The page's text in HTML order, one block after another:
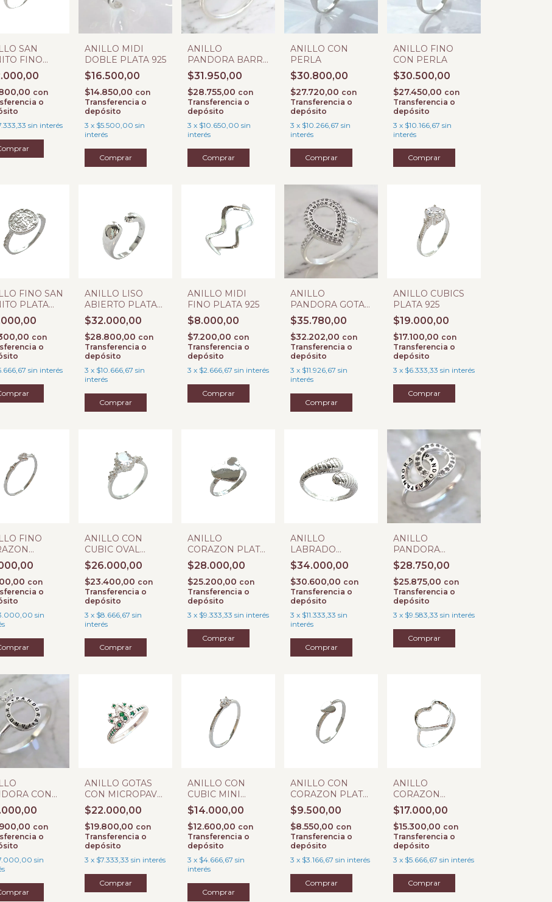
SAN
FINO
925
con
o
sin interés
ANILLO MIDI
DOBLE PLATA 925
$16.500,00
$14.850,00 con
Transferencia o
depósito
3 x $5.500,00 sin
interés
ANILLO
PANDORA BARRA
CON MICROPAVE
#
$31.950,00
$28.755,00 con
Transferencia o
depósito
3 x $10.650,00 sin
interés
Comprar
ANILLO CON
PERLA
$30.800,00
$27.720,00 con
Transferencia o
depósito
3 x $10.266,67 sin
interés
Comprar
ANILLO FINO
CON PERLA
$30.500,00
$27.450,00 con
Transferencia o
depósito
3 x $10.166,67 sin
interés
Comprar
FINO SAN
PLATA
con
o
sin interés
ANILLO LISO
ABIERTO PLATA
925
$32.000,00
$28.800,00 con
Transferencia o
depósito
3 x $10.666,67 sin
interés
ANILLO MIDI
FINO PLATA 925
$8.000,00
$7.200,00 con
Transferencia o
depósito
3 x $2.666,67 sin interés
ANILLO
PANDORA GOTA
CON CUBIC
$35.780,00
$32.202,00 con
Transferencia o
depósito
3 x $11.926,67 sin
interés
Comprar
ANILLO CUBICS
PLATA 925
$19.000,00
$17.100,00 con
Transferencia o
depósito
3 x $6.333,33 sin interés
Comprar
FINO
PLATA
con
o
sin
ANILLO CON
CUBIC OVAL
PLATA 925
$26.000,00
$23.400,00 con
Transferencia o
depósito
3 x $8.666,67 sin
interés
Comprar
ANILLO
CORAZON PLATA
925
$28.000,00
$25.200,00 con
Transferencia o
depósito
3 x $9.333,33 sin interés
Comprar
ANILLO
LABRADO
ABIERTO PLATA
925
$34.000,00
$30.600,00 con
Transferencia o
depósito
3 x $11.333,33 sin
interés
ANILLO
PANDORA
ENTRELAZADO
CON CUBIC #
$28.750,00
$25.875,00 con
Transferencia o
depósito
3 x $9.583,33 sin interés
Comprar
CON
#
con
o
sin
ANILLO GOTAS
CON MICROPAVE
VERDE PLATA 925
$22.000,00
$19.800,00 con
Transferencia o
depósito
3 x $7.333,33 sin interés
Comprar
ANILLO CON
CUBIC MINI
PLATA 925
$14.000,00
$12.600,00 con
Transferencia o
depósito
3 x $4.666,67 sin
interés
Comprar
ANILLO CON
CORAZON PLATA
925
$9.500,00
$8.550,00 con
Transferencia o
depósito
3 x $3.166,67 sin interés
Comprar
ANILLO
CORAZON
CALADO PLATA
925
$17.000,00
$15.300,00 con
Transferencia o
depósito
3 x $5.666,67 sin interés
Comprar